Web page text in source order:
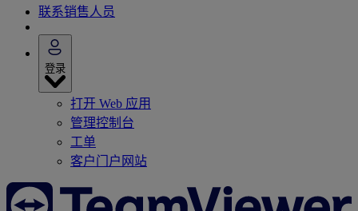
联系销售人员
登录
打开 Web 应用
管理控制台
工单
客户门户网站